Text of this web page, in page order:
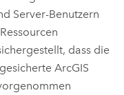
Server-Benutzern
dass die
ArcGIS